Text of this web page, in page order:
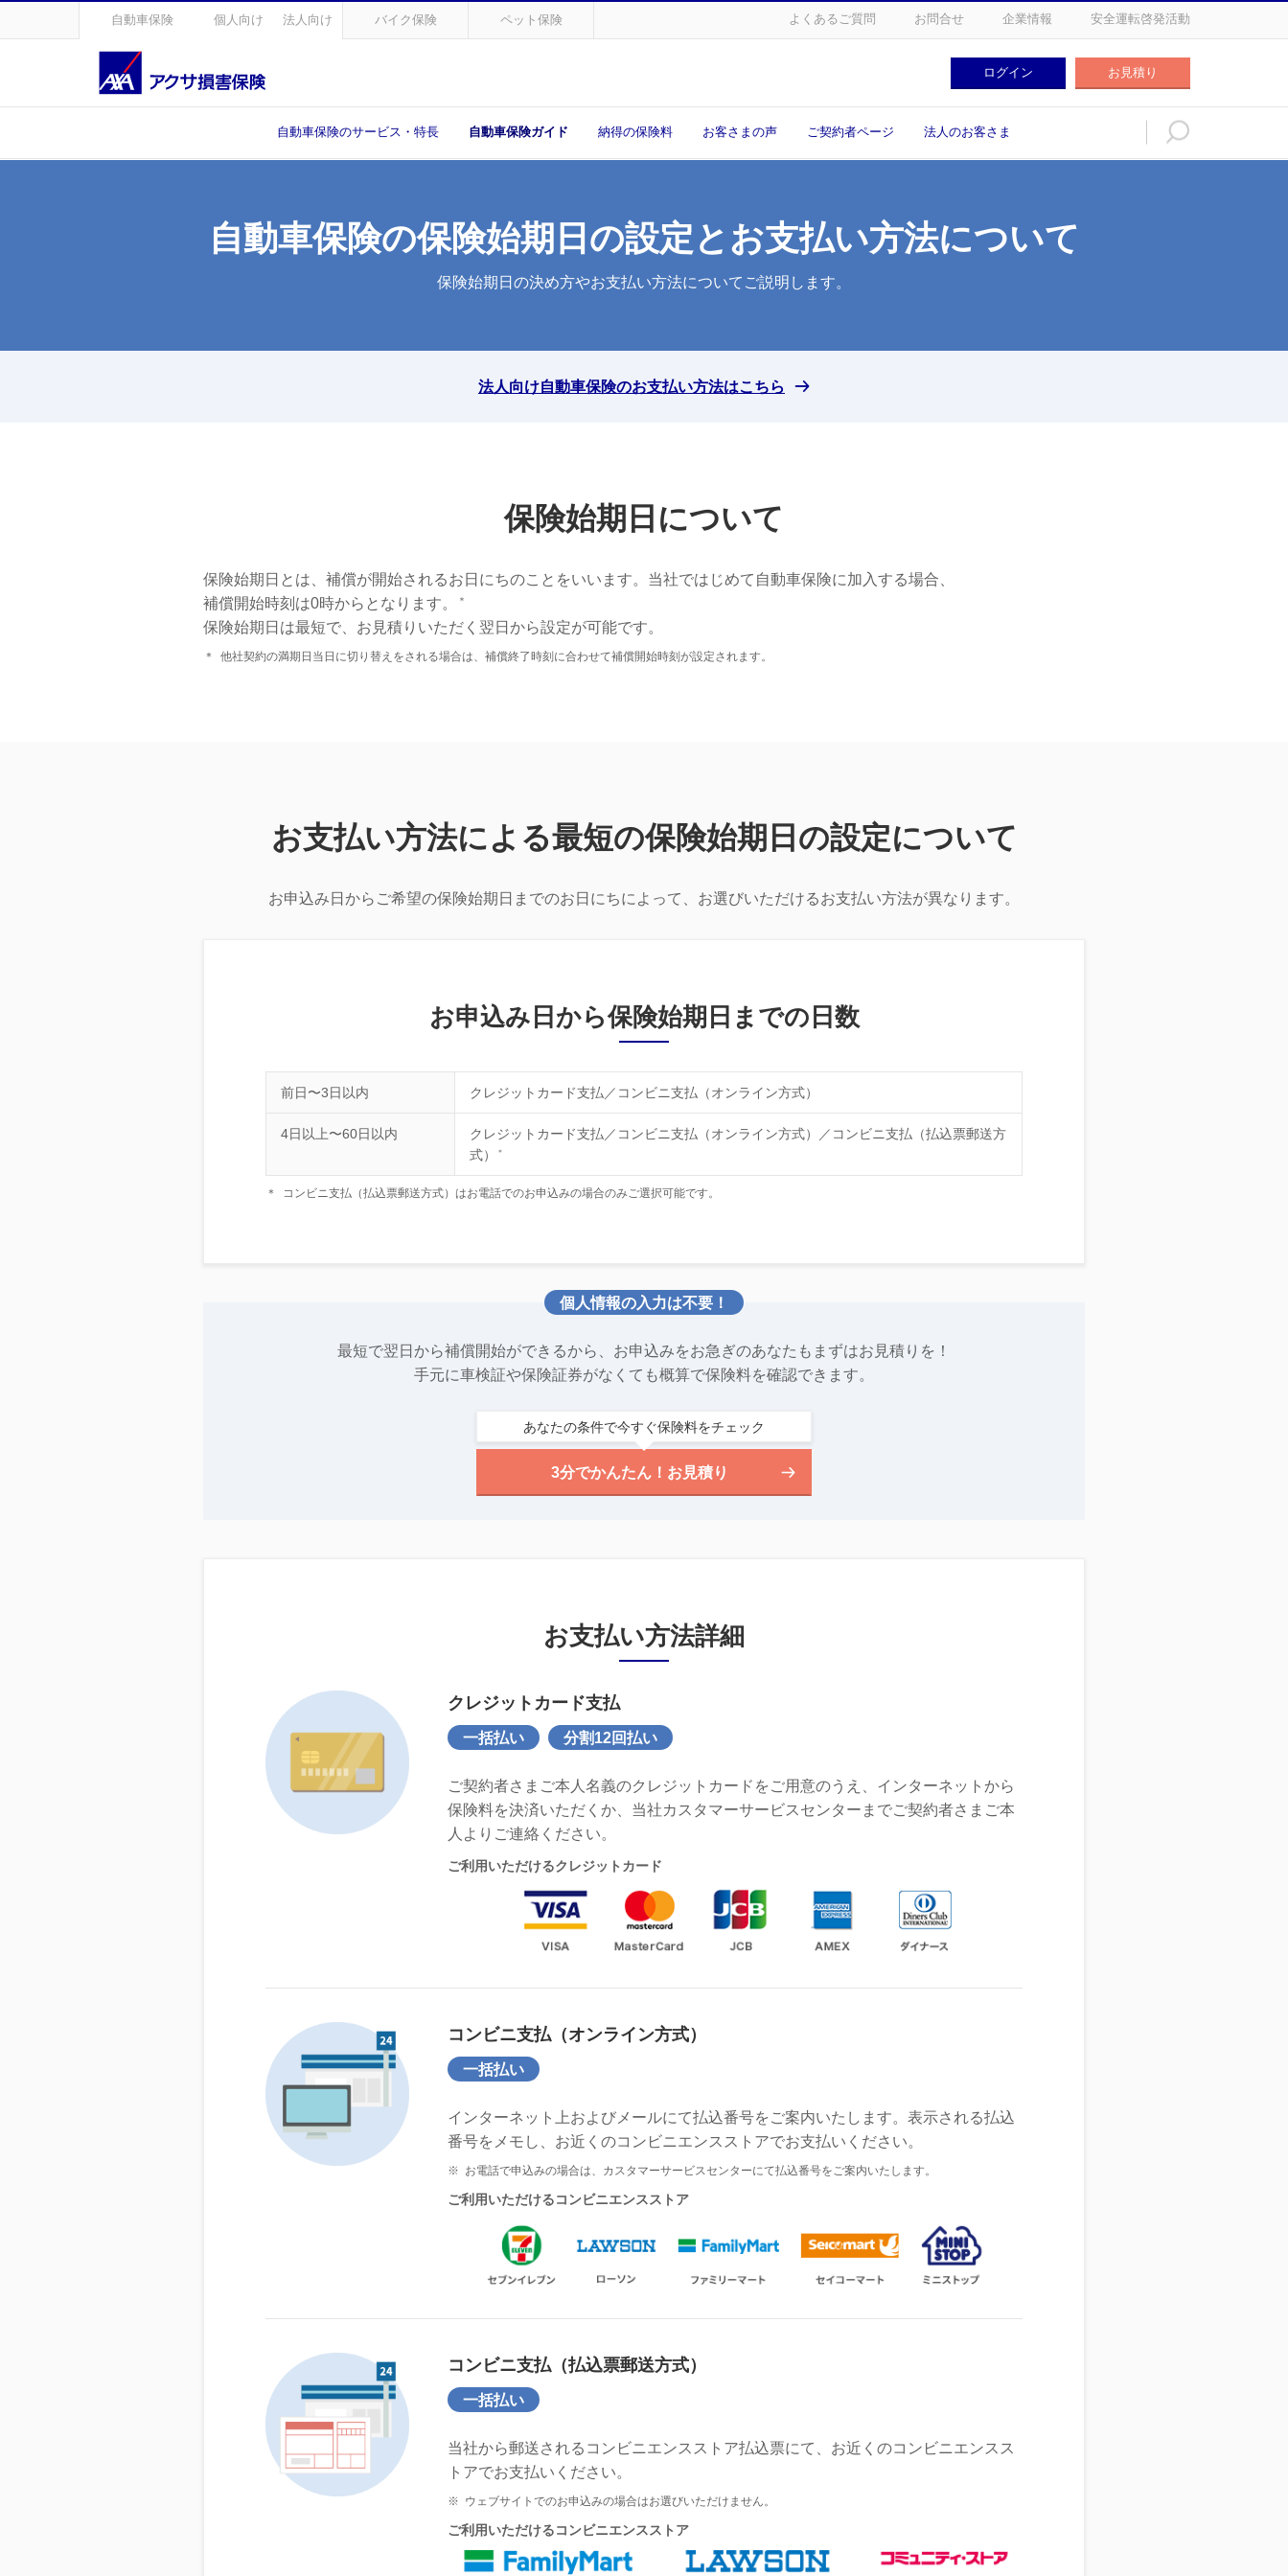
自動車保険 個人向け 法人向け バイク保険 ペット保険 よくあるご質問 お問合せ 企業情報 安全運転啓発活動
ログイン お見積り
自動車保険のサービス・特長 自動車保険ガイド 納得の保険料 お客さまの声 ご契約者ページ 法人のお客さま お見積り
自動車保険の保険始期日の設定とお支払い方法について
保険始期日の決め方やお支払い方法についてご説明します。
法人向け自動車保険のお支払い方法はこちら
保険始期日について
保険始期日とは、補償が開始されるお日にちのことをいいます。当社ではじめて自動車保険に加入する場合、
補償開始時刻は0時からとなります。
＊
保険始期日は最短で、お見積りいただく翌日から設定が可能です。
＊ 他社契約の満期日当日に切り替えをされる場合は、補償終了時刻に合わせて補償開始時刻が設定されます。
お支払い方法による最短の保険始期日の設定について
お申込み日からご希望の保険始期日までのお日にちによって、お選びいただけるお支払い方法が異なります。
お申込み日から保険始期日までの日数
前日〜3日以内 クレジットカード支払／コンビニ支払（オンライン方式）
4日以上〜60日以内
クレジットカード支払／コンビニ支払（オンライン方式）／コンビニ支払（払込票郵送方
式）
＊
＊ コンビニ支払（払込票郵送方式）はお電話でのお申込みの場合のみご選択可能です。
個人情報の入力は不要！
最短で翌日から補償開始ができるから、お申込みをお急ぎのあなたもまずはお見積りを！
手元に車検証や保険証券がなくても概算で保険料を確認できます。
3分でかんたん！お見積り
あなたの条件で今すぐ保険料をチェック
お支払い方法詳細
クレジットカード支払
一括払い 分割12回払い
ご契約者さまご本人名義のクレジットカードをご用意のうえ、インターネットから
保険料を決済いただくか、当社カスタマーサービスセンターまでご契約者さまご本
人よりご連絡ください。
ご利用いただけるクレジットカード
コンビニ支払（オンライン方式）
一括払い
インターネット上およびメールにて払込番号をご案内いたします。表示される払込
番号をメモし、お近くのコンビニエンスストアでお支払いください。
※ お電話で申込みの場合は、カスタマーサービスセンターにて払込番号をご案内いたします。
ご利用いただけるコンビニエンスストア
コンビニ支払（払込票郵送方式）
一括払い
当社から郵送されるコンビニエンスストア払込票にて、お近くのコンビニエンスス
トアでお支払いください。
※ ウェブサイトでのお申込みの場合はお選びいただけません。
ご利用いただけるコンビニエンスストア